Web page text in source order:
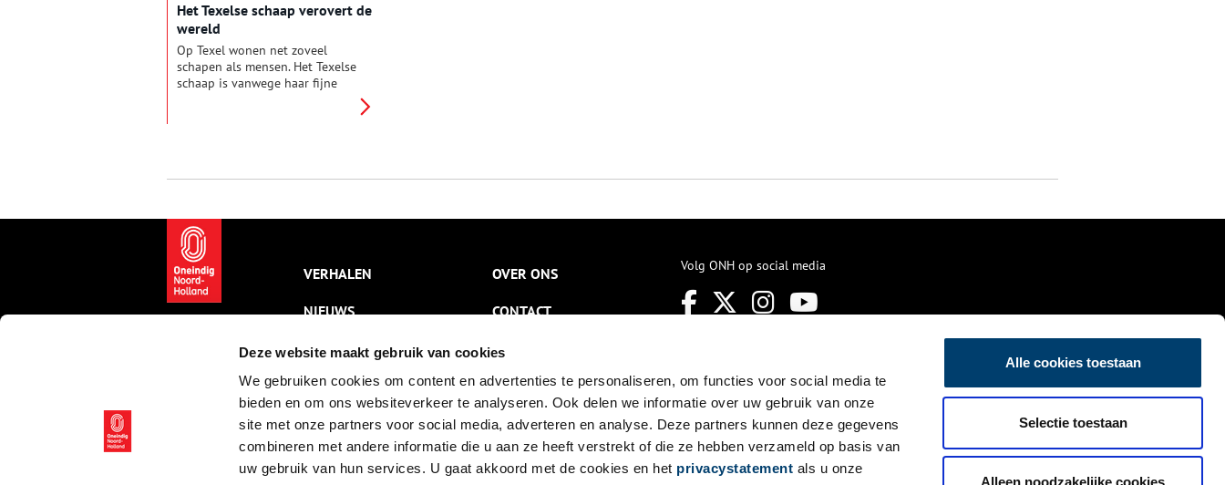
Deze website maakt gebruik van cookies
We gebruiken cookies om content en advertenties te personaliseren, om functies voor social media te
bieden en om ons websiteverkeer te analyseren. Ook delen we informatie over uw gebruik van onze
site met onze partners voor social media, adverteren en analyse. Deze partners kunnen deze gegevens
combineren met andere informatie die u aan ze heeft verstrekt of die ze hebben verzameld op basis van
uw gebruik van hun services. U gaat akkoord met de cookies en het privacystatement als u onze
Alle cookies toestaan
Selectie toestaan
Alleen noodzakelijke cookies
Het Texelse schaap verovert de
wereld
Op Texel wonen net zoveel
schapen als mensen. Het Texelse
schaap is vanwege haar fijne
meest als dekram gebruikt. Hoe
aan deze grootse reputatie?
VERHALEN
NIEUWS
KALENDER
THEMA’S
ACTIVITEITEN
VIDEO’S
OVER ONS
CONTACT
NIEUWSBRIEF
DISCLAIMER
PRIVACY
TOEGANKELIJKHEID
Volg ONH op social media